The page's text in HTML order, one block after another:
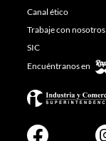
Canal ético
Trabaje con nosotros
SIC
Encuéntranos en